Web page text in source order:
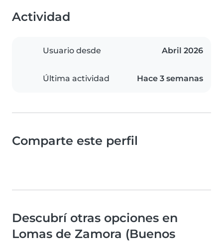
Actividad
Usuario desde Abril 2026
Última actividad Hace 3 semanas
Comparte este perfil
Descubrí otras opciones en
Lomas de Zamora (Buenos